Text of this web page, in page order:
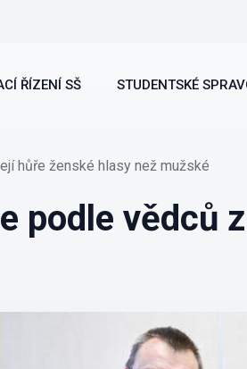
ŘÍZENÍ SŠ STUDENTSKÉ
hůře ženské hlasy než mužské
podle vědců